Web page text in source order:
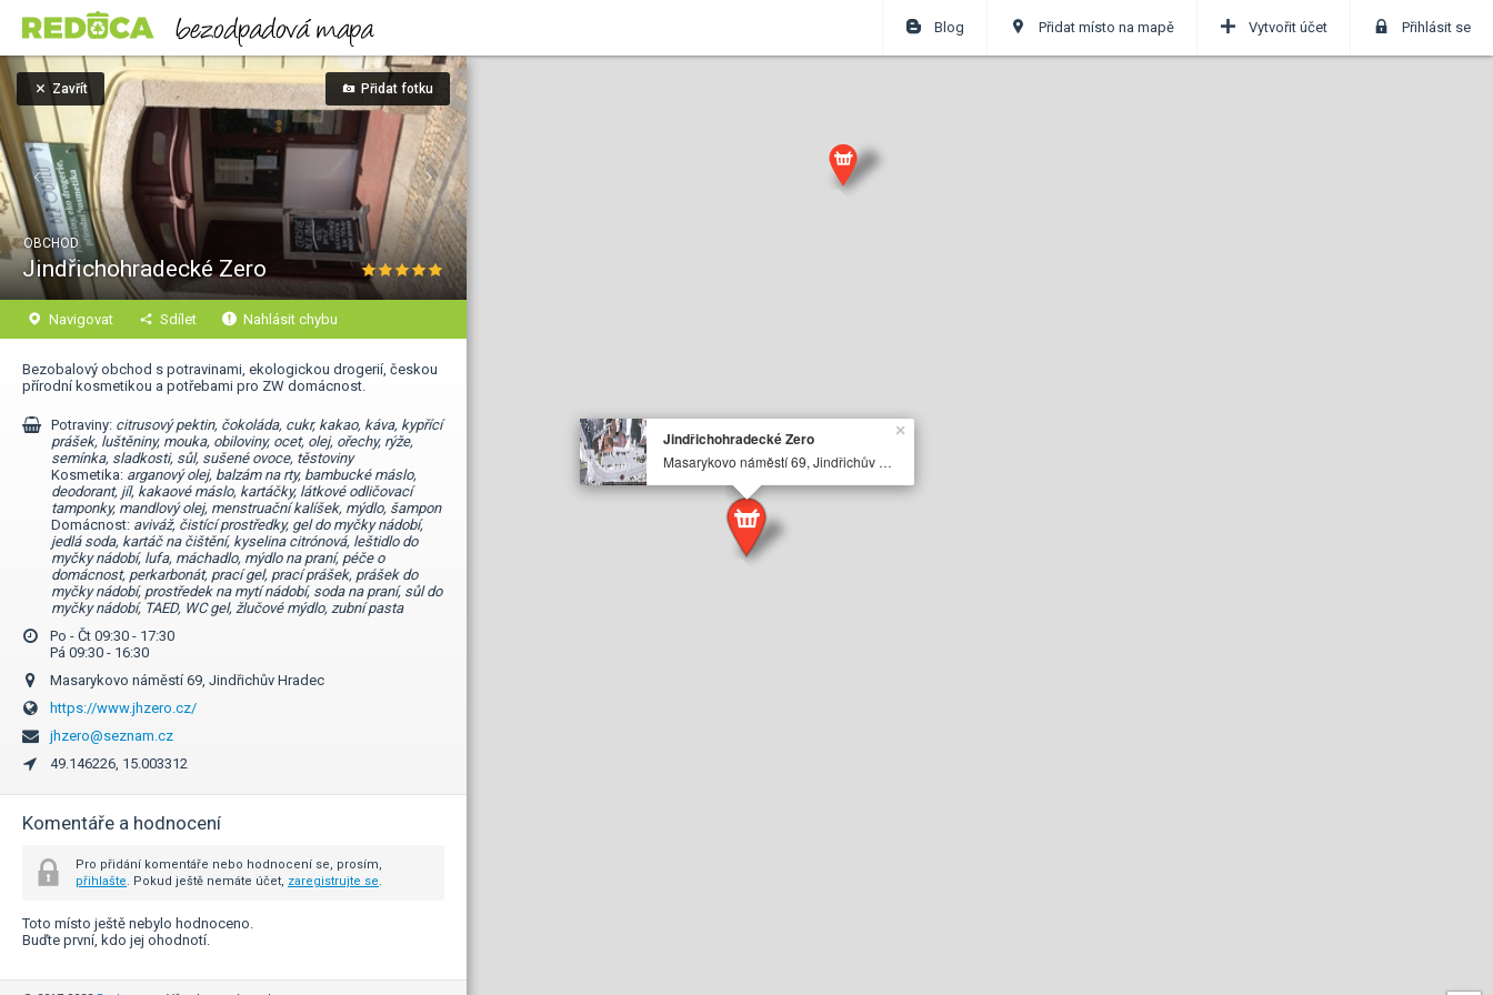
Blog Přidat místo na mapě Vytvořit účet Přihlásit se
Jindřichohradecké Zero
Masarykovo náměstí 69, Jindřichův Hradec
×
Zavřít Přidat fotku
OBCHOD
Jindřichohradecké Zero
Navigovat Sdílet Nahlásit chybu
Bezobalový obchod s potravinami, ekologickou drogerií, českou
přírodní kosmetikou a potřebami pro ZW domácnost.
Potraviny: citrusový pektin, čokoláda, cukr, kakao, káva, kypřící
prášek, luštěniny, mouka, obiloviny, ocet, olej, ořechy, rýže,
semínka, sladkosti, sůl, sušené ovoce, těstoviny
Kosmetika: arganový olej, balzám na rty, bambucké máslo,
deodorant, jíl, kakaové máslo, kartáčky, látkové odličovací
tamponky, mandlový olej, menstruační kalíšek, mýdlo, šampon
Domácnost: aviváž, čistící prostředky, gel do myčky nádobí,
jedlá soda, kartáč na čištění, kyselina citrónová, leštidlo do
myčky nádobí, lufa, máchadlo, mýdlo na praní, péče o
domácnost, perkarbonát, prací gel, prací prášek, prášek do
myčky nádobí, prostředek na mytí nádobí, soda na praní, sůl do
myčky nádobí, TAED, WC gel, žlučové mýdlo, zubní pasta
Po - Čt 09:30 - 17:30
Pá 09:30 - 16:30
Masarykovo náměstí 69, Jindřichův Hradec
https://www.jhzero.cz/
jhzero@seznam.cz
49.146226, 15.003312
Komentáře a hodnocení
Pro přidání komentáře nebo hodnocení se, prosím,
přihlašte. Pokud ještě nemáte účet, zaregistrujte se.
Toto místo ještě nebylo hodnoceno.
Buďte první, kdo jej ohodnotí.